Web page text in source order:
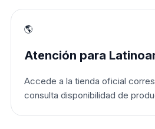
🌎
Atención para
Accede a la tienda oficial
consulta disponibilidad de